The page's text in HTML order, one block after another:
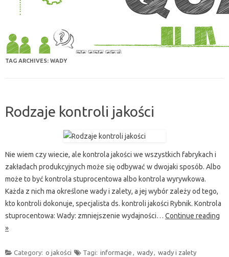
TAG ARCHIVES: WADY
Rodzaje kontroli jakości
Nie wiem czy wiecie, ale kontrola jakości we wszystkich fabrykach i
zakładach produkcyjnych może się odbywać w dwojaki sposób. Albo
może to być kontrola stuprocentowa albo kontrola wyrywkowa.
Każda z nich ma określone wady i zalety, a jej wybór zależy od tego,
kto kontroli dokonuje, specjalista ds. kontroli jakości Rybnik. Kontrola
stuprocentowa: Wady: zmniejszenie wydajności… Continue reading
»
Category: o jakości Tagi: informacje , wady, wady i zalety